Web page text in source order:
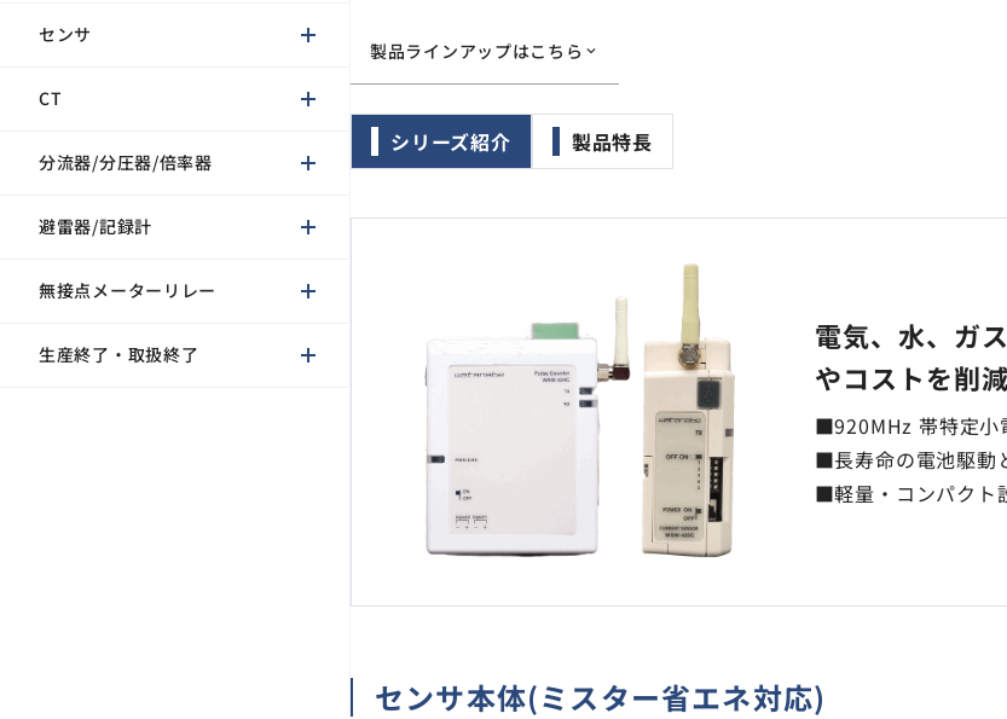
無接点メーターリレー
生産終了・取扱終了
センサ
CT
分流器/分圧器/倍率器
避雷器/記録計
無接点メーターリレー
生産終了・取扱終了
製品ラインアップはこちら
シリーズ紹介 製品特長
電気、水、ガ
やコストを削減
■920MHz 帯特定小
■長寿命の電池駆動
■軽量・コンパクト
センサ本体(ミスター省エネ対応)